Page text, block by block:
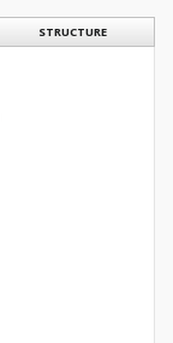
STRUCTURE